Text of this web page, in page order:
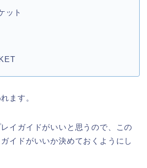
ット
ます。
イガイドがいいと思うので、この
イドがいいか決めておくようにし